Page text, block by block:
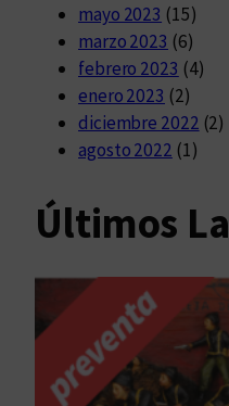
mayo 2023 (15)
marzo 2023 (6)
febrero 2023 (4)
enero 2023 (2)
diciembre 2022 (2)
agosto 2022 (1)
Últimos